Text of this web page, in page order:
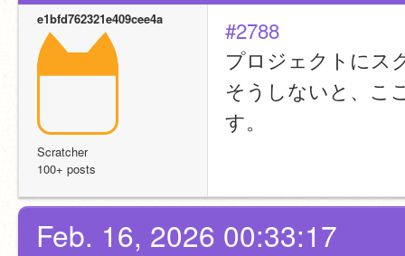
e1bfd762321e409cee4a
Scratcher
100+ posts
#2788
プロジェクトにス
そうしないと、こ
す。
Feb. 16, 2026 00:33:17